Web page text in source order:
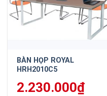
BÀN HỌP ROYAL
HRH2010C5
2.230.000₫